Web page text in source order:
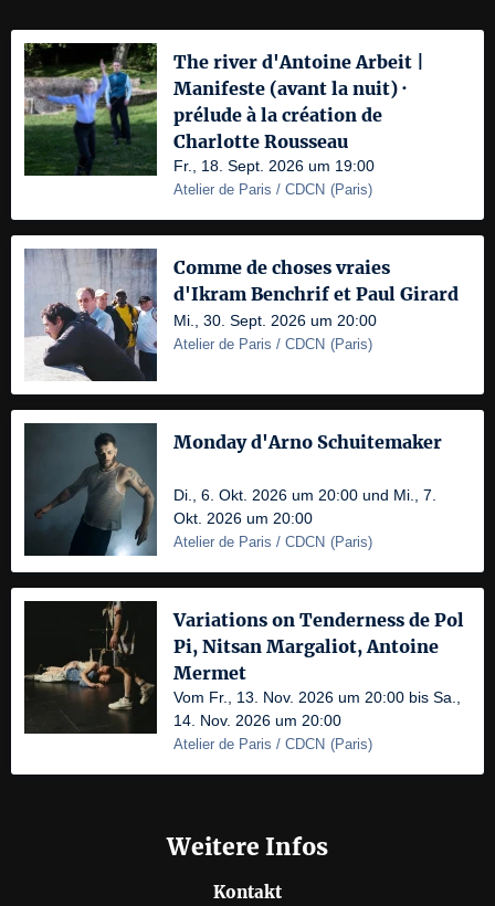
The river d'Antoine Arbeit |
Manifeste (avant la nuit) ·
prélude à la création de
Charlotte Rousseau
Fr., 18. Sept. 2026 um 19:00
Atelier de Paris / CDCN (Paris)
Comme de choses vraies
d'Ikram Benchrif et Paul Girard
Mi., 30. Sept. 2026 um 20:00
Atelier de Paris / CDCN (Paris)
Monday d'Arno Schuitemaker
Di., 6. Okt. 2026 um 20:00 und Mi., 7.
Okt. 2026 um 20:00
Atelier de Paris / CDCN (Paris)
Variations on Tenderness de Pol
Pi, Nitsan Margaliot, Antoine
Mermet
Vom Fr., 13. Nov. 2026 um 20:00 bis Sa.,
14. Nov. 2026 um 20:00
Atelier de Paris / CDCN (Paris)
Weitere Infos
Kontakt